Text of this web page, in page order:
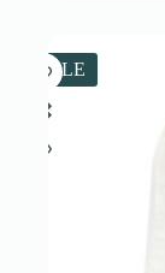
SALE